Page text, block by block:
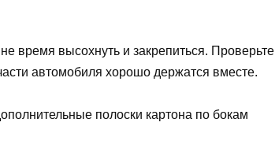
время высохнуть и закрепиться. Проверьте
автомобиля хорошо держатся вместе.
полоски картона по бокам